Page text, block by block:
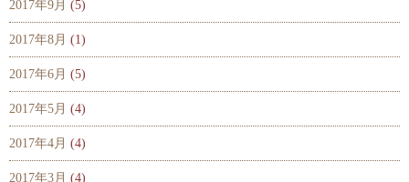
2017年9月 (5)
2017年8月 (1)
2017年6月 (5)
2017年5月 (4)
2017年4月 (4)
2017年3月 (4)